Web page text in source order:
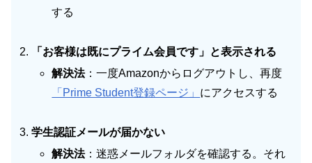
する
「お客様は既にプライム会員です」と表示される
解決法：一度Amazonからログアウトし、再度
「Prime Student登録ページ」 にアクセスする
学生認証メールが届かない
解決法：迷惑メールフォルダを確認する。それ